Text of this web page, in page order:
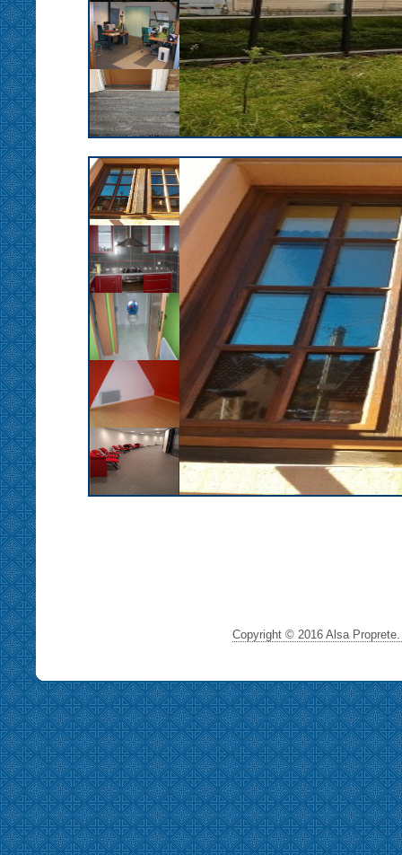
Copyright © 2016 Alsa